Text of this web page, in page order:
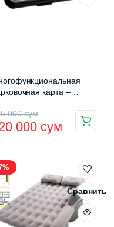
карта –
000сум
сум.
000 сум
сум.
Сравнить